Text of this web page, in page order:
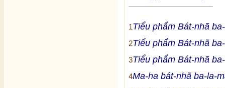
1Tiểu phẩm Bát-nhã
2Tiểu phẩm Bát-nhã
3Tiểu phẩm Bát-nhã
4Ma-ha bát-nhã ba-la-